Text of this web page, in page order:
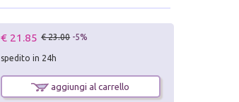
€ 21.85 € 23.00 -5%
spedito in 24h
aggiungi al carrello